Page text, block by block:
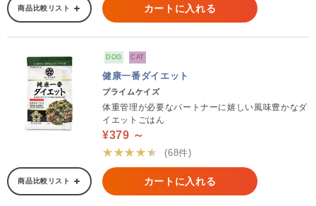
商品比較リスト カートに入れる
DOG CAT
健康一番ダイエット
プライムケイズ
体重管理が必要なパートナーに嬉しい風味豊かなダ
イエットごはん
¥379 ～
★★★★★
(68件)
商品比較リスト カートに入れる